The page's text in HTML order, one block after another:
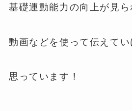
基礎運動能力の向上が見ら
動画などを使って伝えてい
思っています！